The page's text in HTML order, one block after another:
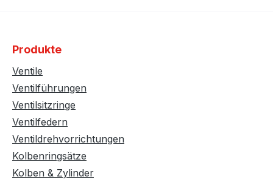
Produkte
Ventile
Ventilführungen
Ventilsitzringe
Ventilfedern
Ventildrehvorrichtungen
Kolbenringsätze
Kolben & Zylinder